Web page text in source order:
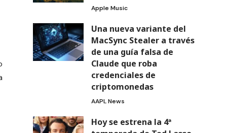
Apple Music
Una nueva variante del
MacSync Stealer a través
de una guía falsa de
Claude que roba
credenciales de
criptomonedas
AAPL News
Hoy se estrena la 4ª